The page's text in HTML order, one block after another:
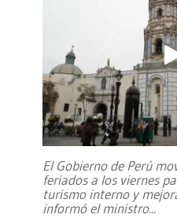
El Gobierno de Perú
feriados a los viernes
turismo interno y
informó el ministro...